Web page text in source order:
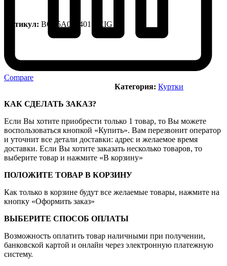
Compare
Артикул: BO25A012401 BEIG
Категория: Куртки
КАК СДЕЛАТЬ ЗАКАЗ?
Если Вы хотите приобрести только 1 товар, то Вы можете
воспользоваться кнопкой «Купить». Вам перезвонит оператор
и уточнит все детали доставки: адрес и желаемое время
доставки. Если Вы хотите заказать несколько товаров, то
выберите товар и нажмите «В корзину»
ПОЛОЖИТЕ ТОВАР В КОРЗИНУ
Как только в корзине будут все желаемые товары, нажмите на
кнопку «Оформить заказ»
ВЫБЕРИТЕ СПОСОБ ОПЛАТЫ
Возможность оплатить товар наличными при получении,
банковской картой и онлайн через электронную платежную
систему.